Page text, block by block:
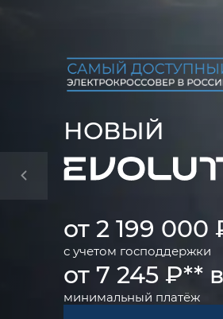
НОВЫЙ
от 2 199 000
с учетом господдержки
от 7 245 ₽**
минимальный платёж